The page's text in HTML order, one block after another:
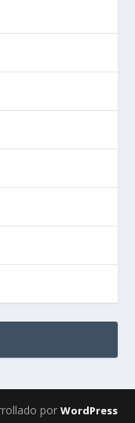
por WordPress